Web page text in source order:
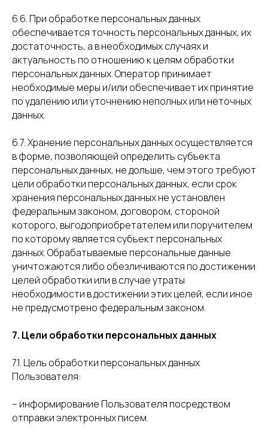
6.6. При обработке персональных данных
обеспечивается точность персональных данных, их
достаточность, а в необходимых случаях и
актуальность по отношению к целям обработки
персональных данных. Оператор принимает
необходимые меры и/или обеспечивает их принятие
по удалению или уточнению неполных или неточных
данных.
6.7. Хранение персональных данных осуществляется
в форме, позволяющей определить субъекта
персональных данных, не дольше, чем этого требуют
цели обработки персональных данных, если срок
хранения персональных данных не установлен
федеральным законом, договором, стороной
которого, выгодоприобретателем или поручителем
по которому является субъект персональных
данных. Обрабатываемые персональные данные
уничтожаются либо обезличиваются по достижении
целей обработки или в случае утраты
необходимости в достижении этих целей, если иное
не предусмотрено федеральным законом.
7. Цели обработки персональных данных
7.1. Цель обработки персональных данных
Пользователя:
– информирование Пользователя посредством
отправки электронных писем.